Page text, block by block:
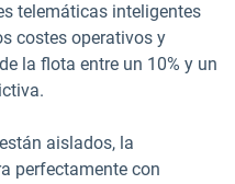
telemáticas inteligentes
costes operativos y
la flota entre un 10% y un
aislados, la
perfectamente con